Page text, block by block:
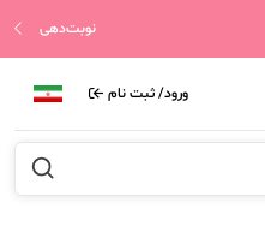
نوبت‌دهی
ورود/ ثبت نام